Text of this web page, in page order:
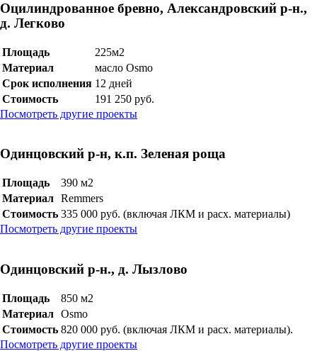
Оцилиндрованное бревно, Александровский р-н.,
д. Легково
Площадь
225м2
Материал
масло Osmo
Срок исполнения 12 дней
Стоимость
191 250 руб.
Посмотреть другие проекты
Одинцовский р-н, к.п. Зеленая роща
Площадь
390 м2
Материал Remmers
Стоимость 335 000 руб. (включая ЛКМ и расх. материалы)
Посмотреть другие проекты
Одинцовский р-н., д. Лызлово
Площадь
850 м2
Материал Osmo
Стоимость 820 000 руб. (включая ЛКМ и расх. материалы).
Посмотреть другие проекты